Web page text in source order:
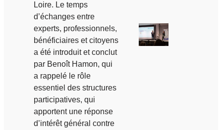
Loire. Le temps
d’échanges entre
experts, professionnels,
bénéficiaires et citoyens
a été introduit et conclut
par Benoît Hamon, qui
a rappelé le rôle
essentiel des structures
participatives, qui
apportent une réponse
d’intérêt général contre